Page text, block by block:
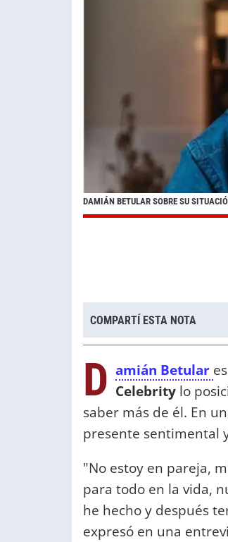
DAMIÁN BETULAR SOBRE SU
COMPARTÍ ESTA NOTA
D amián Betular
Celebrity lo
saber más de él. En
presente sentimental
"No estoy en pareja,
para todo en la vida,
he hecho y después
expresó en una